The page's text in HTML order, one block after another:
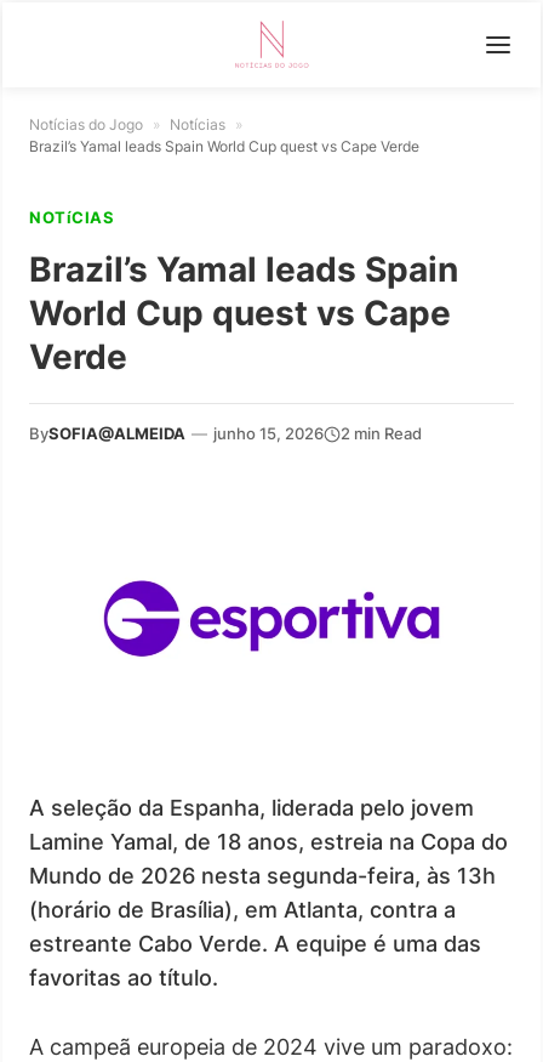
Notícias do Jogo » Notícias »
Brazil’s Yamal leads Spain World Cup quest vs Cape Verde
NOTíCIAS
Brazil’s Yamal leads Spain
World Cup quest vs Cape
Verde
BySOFIA@ALMEIDA — junho 15, 2026 2 min Read
A seleção da Espanha, liderada pelo jovem
Lamine Yamal, de 18 anos, estreia na Copa do
Mundo de 2026 nesta segunda-feira, às 13h
(horário de Brasília), em Atlanta, contra a
estreante Cabo Verde. A equipe é uma das
favoritas ao título.
A campeã europeia de 2024 vive um paradoxo: